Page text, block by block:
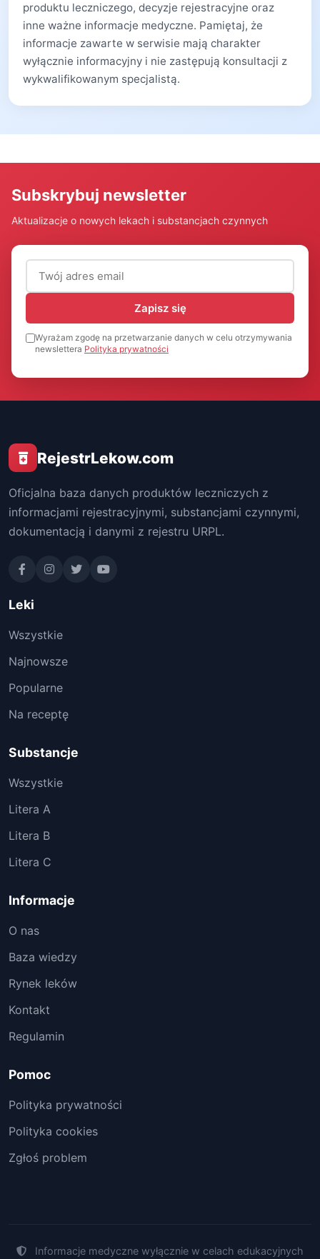
produktu leczniczego, decyzje rejestracyjne oraz
inne ważne informacje medyczne. Pamiętaj, że
informacje zawarte w serwisie mają charakter
wyłącznie informacyjny i nie zastępują konsultacji z
wykwalifikowanym specjalistą.
Subskrybuj newsletter
Aktualizacje o nowych lekach i substancjach czynnych
Adres email (wymagany)
Zapisz się
Wyrażam zgodę na przetwarzanie danych w celu otrzymywania
newslettera Polityka prywatności
RejestrLekow.com
Oficjalna baza danych produktów leczniczych z
informacjami rejestracyjnymi, substancjami czynnymi,
dokumentacją i danymi z rejestru URPL.
Leki
Wszystkie
Najnowsze
Popularne
Na receptę
Substancje
Wszystkie
Litera A
Litera B
Litera C
Informacje
O nas
Baza wiedzy
Rynek leków
Kontakt
Regulamin
Pomoc
Polityka prywatności
Polityka cookies
Zgłoś problem
Informacje medyczne wyłącznie w celach edukacyjnych